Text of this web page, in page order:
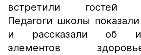
встретили гостей
Педагоги школы
и рассказали об
элементов